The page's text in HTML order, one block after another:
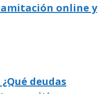
online y
deudas